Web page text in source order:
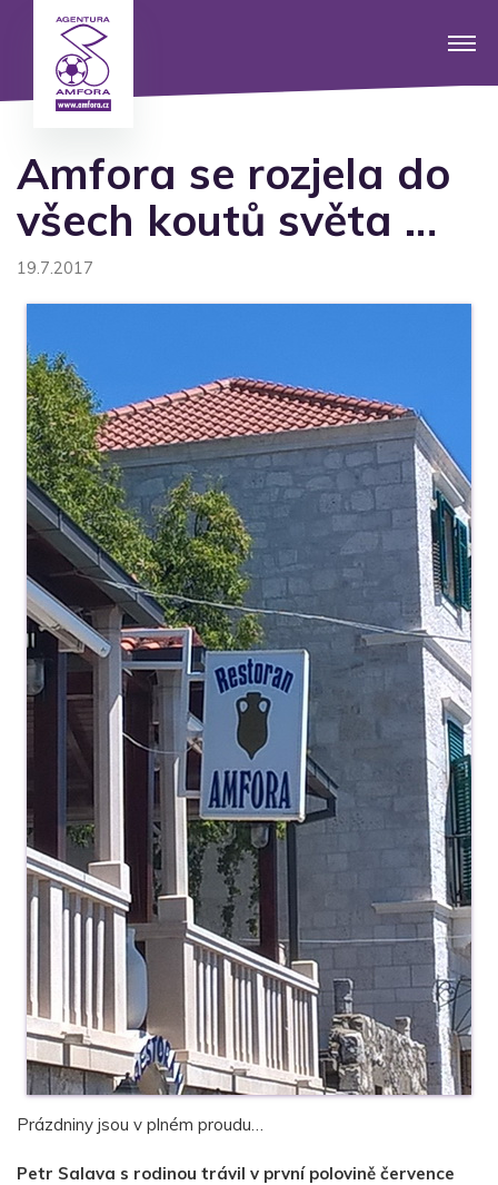
Amfora se rozjela do
všech koutů světa …
19.7.2017
Prázdniny jsou v plném proudu…
Petr Salava s rodinou trávil v první polovině července